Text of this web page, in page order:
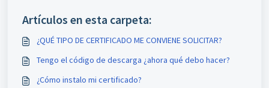
Artículos en esta carpeta:
¿QUÉ TIPO DE CERTIFICADO ME CONVIENE SOLICITAR?
Tengo el código de descarga ¿ahora qué debo hacer?
¿Cómo instalo mi certificado?